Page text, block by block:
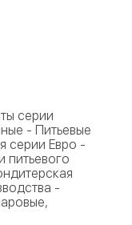
серии
- Питьевые
серии Евро -
питьевого
-